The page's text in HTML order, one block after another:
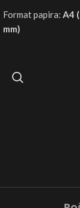
Format papira: A4
mm)